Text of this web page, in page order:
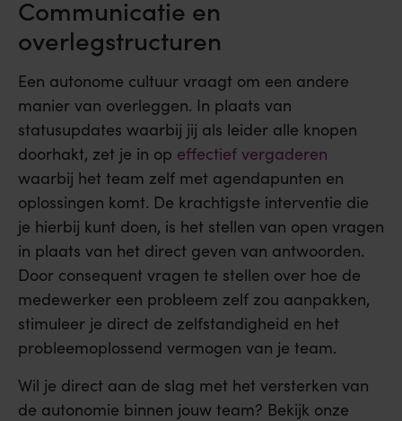
Communicatie en
overlegstructuren
Een autonome cultuur vraagt om een andere
manier van overleggen. In plaats van
statusupdates waarbij jij als leider alle knopen
doorhakt, zet je in op effectief vergaderen
waarbij het team zelf met agendapunten en
oplossingen komt. De krachtigste interventie die
je hierbij kunt doen, is het stellen van open vragen
in plaats van het direct geven van antwoorden.
Door consequent vragen te stellen over hoe de
medewerker een probleem zelf zou aanpakken,
stimuleer je direct de zelfstandigheid en het
probleemoplossend vermogen van je team.
Wil je direct aan de slag met het versterken van
de autonomie binnen jouw team? Bekijk onze